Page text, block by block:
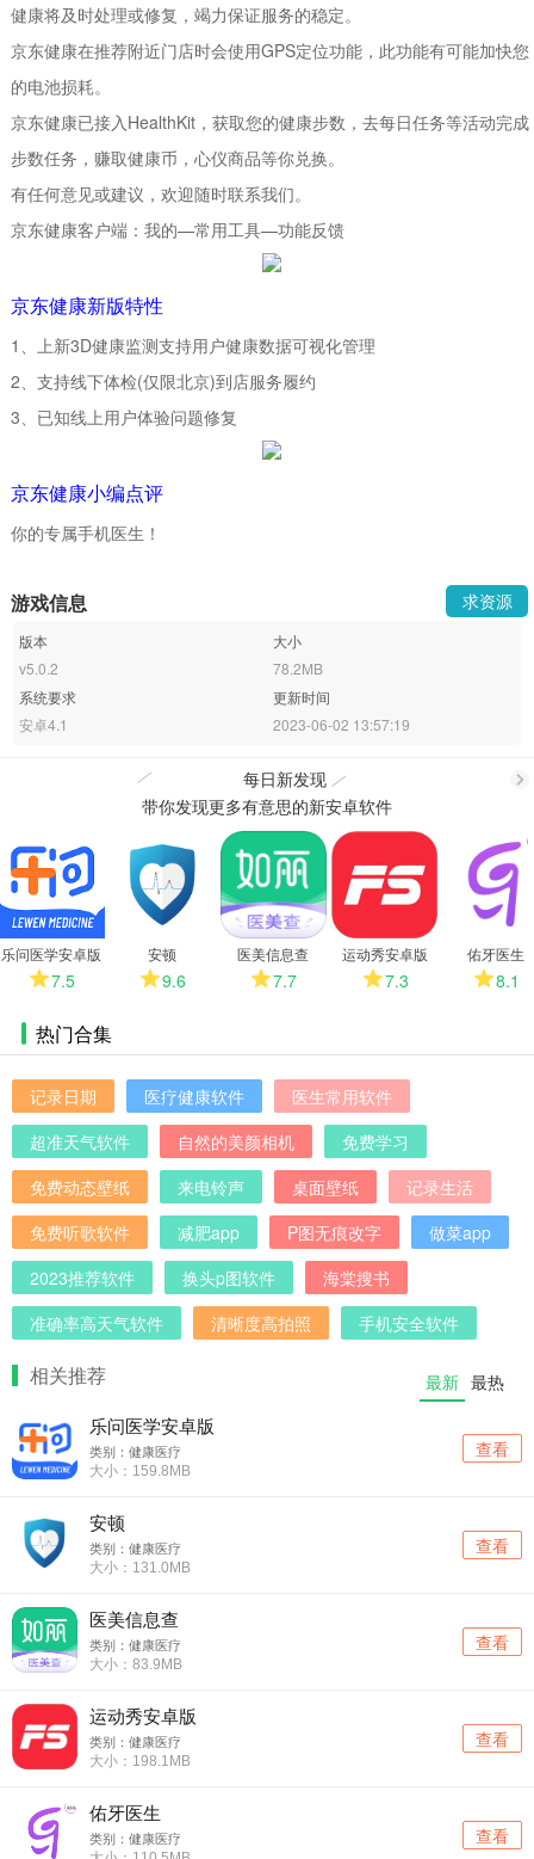
健康将及时处理或修复，竭力保证服务的稳定。
京东健康在推荐附近门店时会使用GPS定位功能，此功能有可能加快您
的电池损耗。
京东健康已接入HealthKit，获取您的健康步数，去每日任务等活动完成
步数任务，赚取健康币，心仪商品等你兑换。
有任何意见或建议，欢迎随时联系我们。
京东健康客户端：我的—常用工具—功能反馈
京东健康新版特性
1、上新3D健康监测支持用户健康数据可视化管理
2、支持线下体检(仅限北京)到店服务履约
3、已知线上用户体验问题修复
京东健康小编点评
你的专属手机医生！
游戏信息 求资源
版本
v5.0.2
大小
78.2MB
系统要求
安卓4.1
更新时间
2023-06-02 13:57:19
每日新发现
多
带你发现更多有意思的新安卓软件
乐问医学安卓版
7.5
安顿
9.6
医美信息查
7.7
运动秀安卓版
7.3
佑牙医生
8.1
热门合集
记录日期 医疗健康软件
医生常用软件
超准天气软件
自然的美颜相机
免费学习
免费动态壁纸
来电铃声 桌面壁纸
记录生活
免费听歌软件
减肥app P图无痕改字
做菜app
2023推荐软件
换头p图软件
海棠搜书
准确率高天气软件
清晰度高拍照 手机安全软件
相关推荐 最新 最热
乐问医学安卓版
类别：健康医疗
大小：159.8MB
查看
安顿
类别：健康医疗
大小：131.0MB
查看
医美信息查
类别：健康医疗
大小：83.9MB
查看
运动秀安卓版
类别：健康医疗
大小：198.1MB
查看
佑牙医生
类别：健康医疗 查看